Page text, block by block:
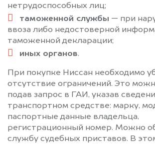
нетрудоспособных лиц;
таможенной службы — при
ввоза либо недостоверной
таможенной декларации;
иных органов.
При покупке Ниссан необходимо
отсутствие ограничений. Это
подав запрос в ГАИ, указав
транспортном средстве: марку,
паспортные данные владельца,
регистрационный номер. Можно
службу судебных приставов. В